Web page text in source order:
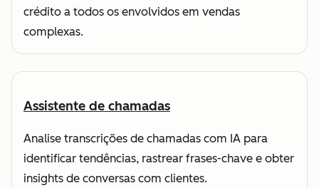
crédito a todos os envolvidos em vendas
complexas.
Assistente de chamadas
Analise transcrições de chamadas com IA para
identificar tendências, rastrear frases-chave e obter
insights de conversas com clientes.